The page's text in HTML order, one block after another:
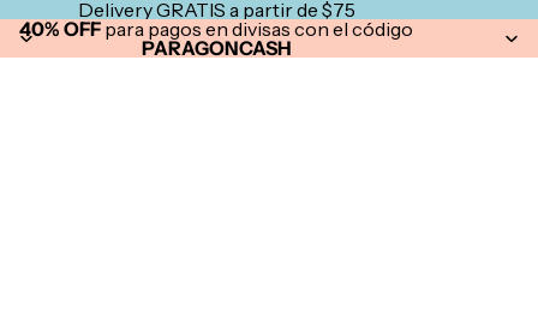
Delivery GRATIS a partir de $75
40% OFF para pagos en divisas con el código
PARAGONCASH